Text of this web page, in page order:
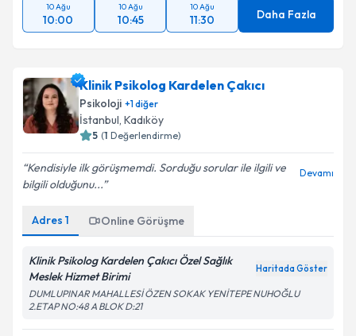
10 Ağu
10:00
10 Ağu
10:45
10 Ağu
11:30 Daha Fazla
Klinik Psikolog Kardelen Çakıcı
Psikoloji +1diğer
İstanbul, Kadıköy
5 (1 Değerlendirme)
Kendisiyle ilk görüşmemdi. Sorduğu sorular ile ilgili ve
bilgili olduğunu...
Devamı
Adres 1 Online Görüşme
Klinik Psikolog Kardelen Çakıcı Özel Sağlık
Meslek Hizmet Birimi
Haritada Göster
DUMLUPINAR MAHALLESİ ÖZEN SOKAK YENİTEPE NUHOĞLU
2.ETAP NO:48 A BLOK D:21